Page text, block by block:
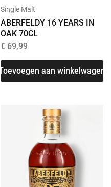
Single Malt
ABERFELDY 16 YEARS IN
OAK 70CL
€69,99
Toevoegen aan winkelwagen